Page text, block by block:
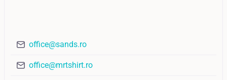
office@sands.ro
office@mrtshirt.ro